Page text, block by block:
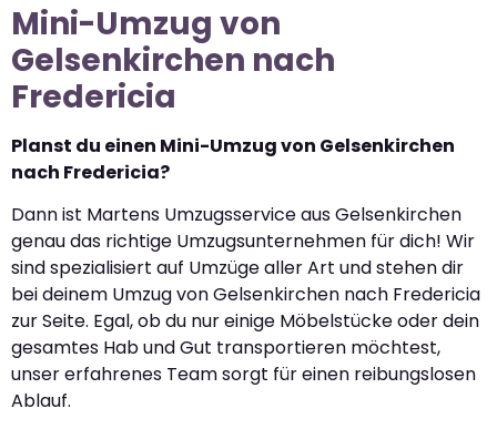
Mini-Umzug von
Gelsenkirchen nach
Fredericia
Planst du einen Mini-Umzug von Gelsenkirchen
nach Fredericia?
Dann ist Martens Umzugsservice aus Gelsenkirchen
genau das richtige Umzugsunternehmen für dich! Wir
sind spezialisiert auf Umzüge aller Art und stehen dir
bei deinem Umzug von Gelsenkirchen nach Fredericia
zur Seite. Egal, ob du nur einige Möbelstücke oder dein
gesamtes Hab und Gut transportieren möchtest,
unser erfahrenes Team sorgt für einen reibungslosen
Ablauf.